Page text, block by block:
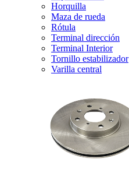
Horquilla
Maza de rueda
Rótula
Terminal dirección
Terminal Interior
Tornillo estabilizador
Varilla central